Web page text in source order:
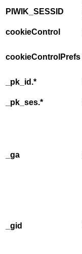
PIWIK_SESSID
cookieControl
cookieControlPrefs
_pk_id.*
_pk_ses.*
_ga
_gid